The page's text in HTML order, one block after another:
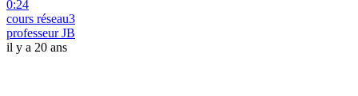
0:24
cours réseau3
professeur JB
il y a 20 ans